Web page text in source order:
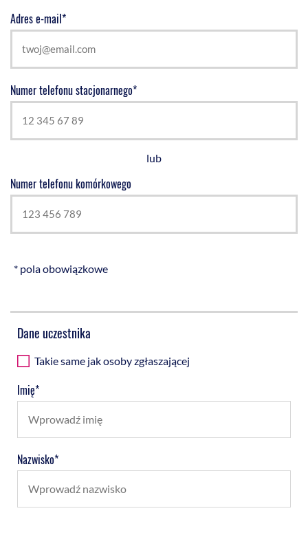
Adres e-mail*
Numer telefonu stacjonarnego*
lub
Numer telefonu komórkowego
* pola obowiązkowe
Dane uczestnika
Takie same jak osoby zgłaszającej
Imię*
Nazwisko*